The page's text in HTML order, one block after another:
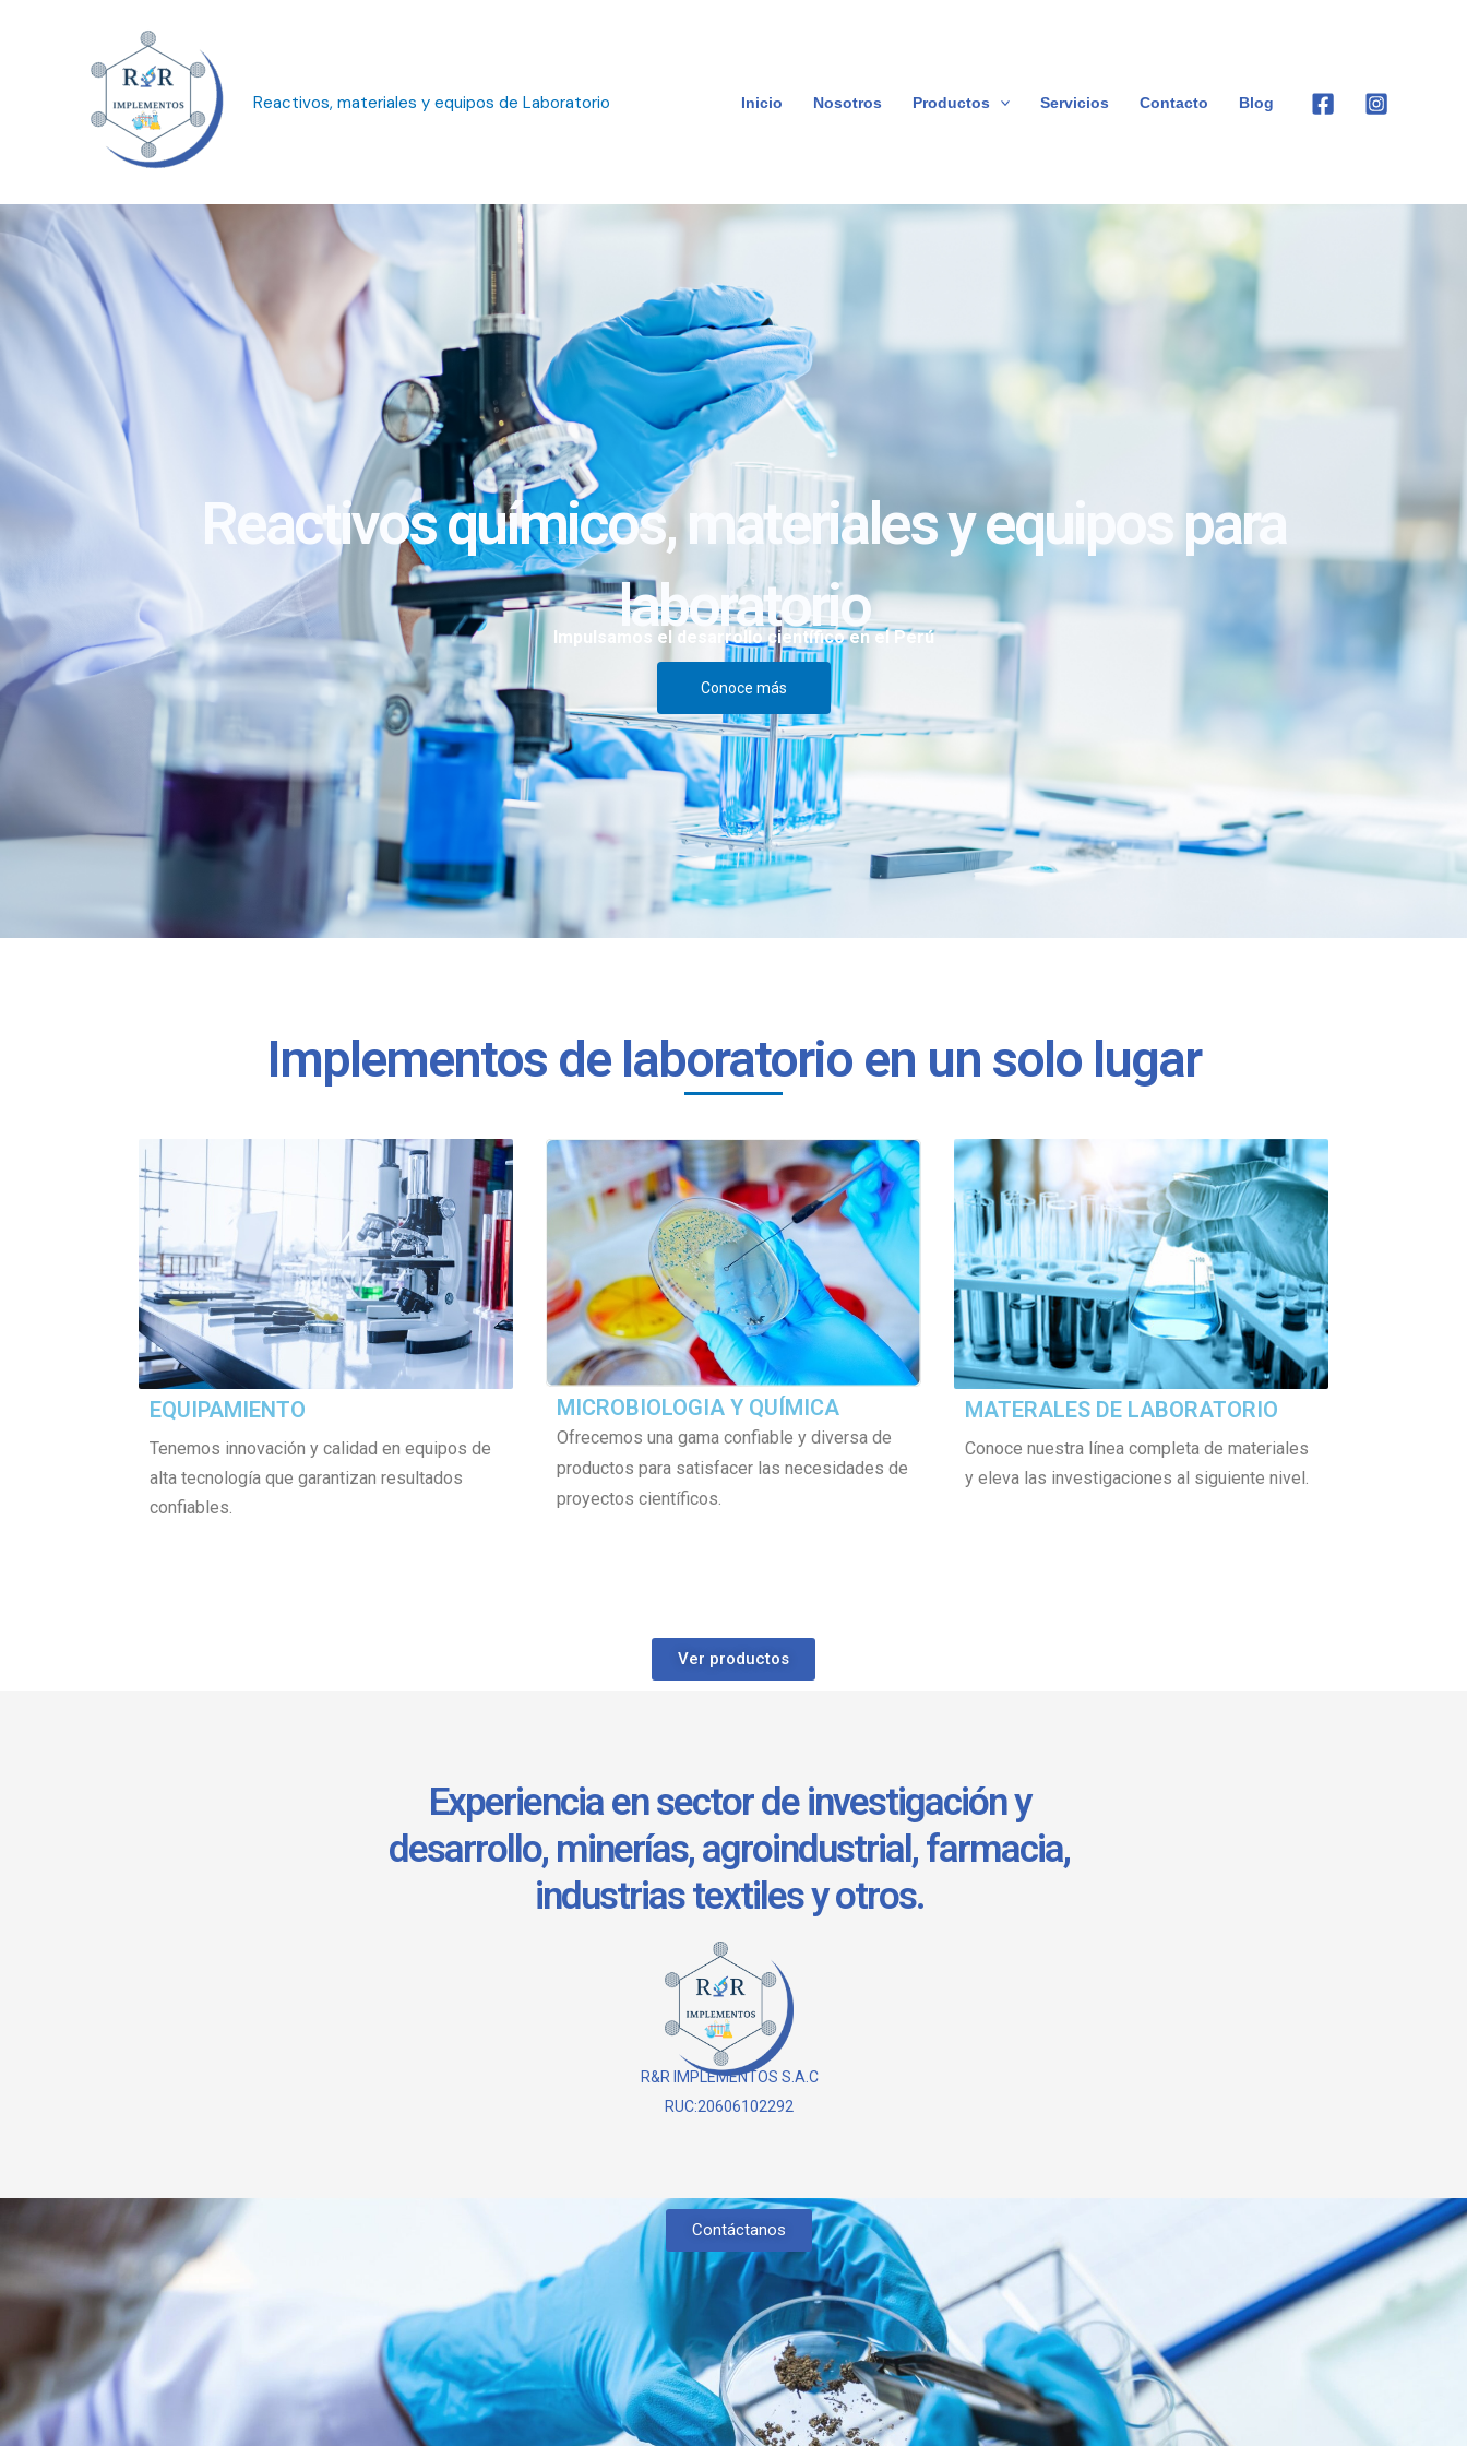
Reactivos, materiales y equipos de Laboratorio Inicio Nosotros Productos Servicios Contacto Blog
Reactivos químicos, materiales y equipos para
laboratorio
Impulsamos el desarrollo científico en el Perú
Conoce más
Implementos de laboratorio en un solo lugar
EQUIPAMIENTO
Tenemos innovación y calidad en equipos de
alta tecnología que garantizan resultados
confiables.
MICROBIOLOGIA Y QUÍMICA
Ofrecemos una gama confiable y diversa de
productos para satisfacer las necesidades de
proyectos científicos.
MATERALES DE LABORATORIO
Conoce nuestra línea completa de materiales
y eleva las investigaciones al siguiente nivel.
Ver productos
Experiencia en sector de investigación y
desarrollo, minerías, agroindustrial, farmacia,
industrias textiles y otros.
R&R IMPLEMENTOS S.A.C
RUC:20606102292
Contáctanos